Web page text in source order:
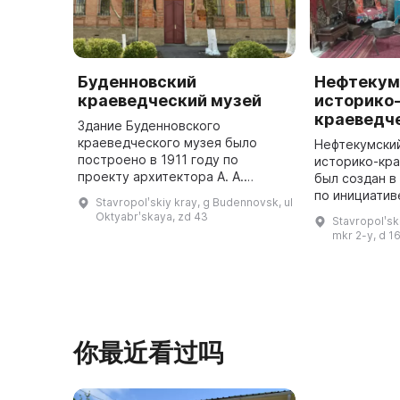
Буденновский
краеведческий музей
Здание Буденновского
краеведческого музея было
построено в 1911 году по
проекту архитектора А. А.
располагался государственный
банк, а в 1992 году был открыт
Stavropolʹskiy kray, g Budennovsk, ul
Oktyabrʹskaya, zd 43
историко-
историко-
был создан в
по
директора
средней
mkr 2-y, d 16
你最近看过吗